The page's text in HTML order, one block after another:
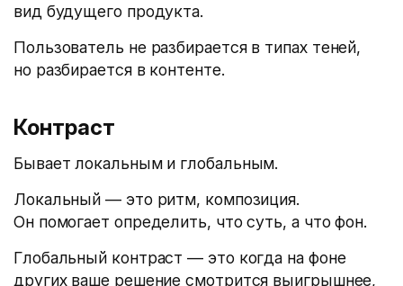
вид будущего продукта.
Пользователь не разбирается в типах теней,
но разбирается в контенте.
Контраст
Бывает локальным и глобальным.
Локальный — это ритм, композиция.
Он помогает определить, что суть, а что фон.
Глобальный контраст — это когда на фоне
других ваше решение смотрится выигрышнее,